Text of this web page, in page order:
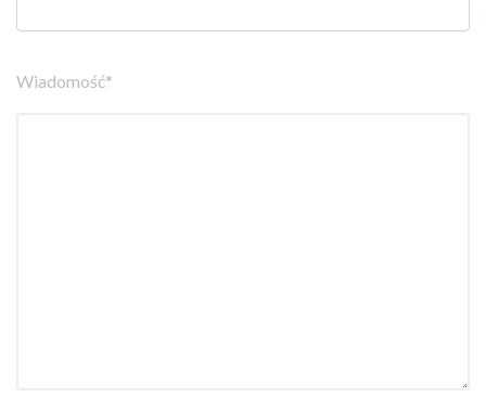
Wiadomość*